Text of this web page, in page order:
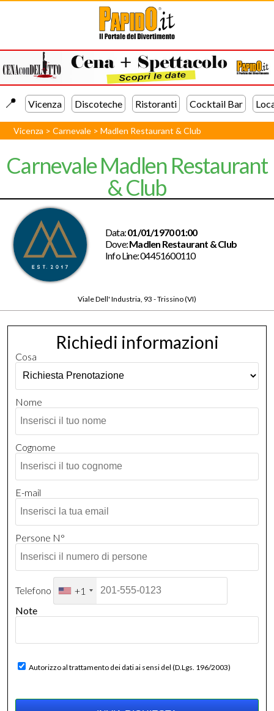
📍️ Vicenza Discoteche Ristoranti Cocktail Bar
Vicenza >Carnevale >Madlen Restaurant & Club
Carnevale Madlen Restaurant
& Club
Data:01/01/1970 01:00
Dove:Madlen Restaurant & Club
Info Line:04451600110
Viale Dell' Industria, 93 - Trissino (VI)
Richiedi informazioni
Cosa
Nome
Cognome
E-mail
Persone N°
Telefono
+1
Note
Autorizzo al trattamento dei dati ai sensi del (D.Lgs. 196/2003)